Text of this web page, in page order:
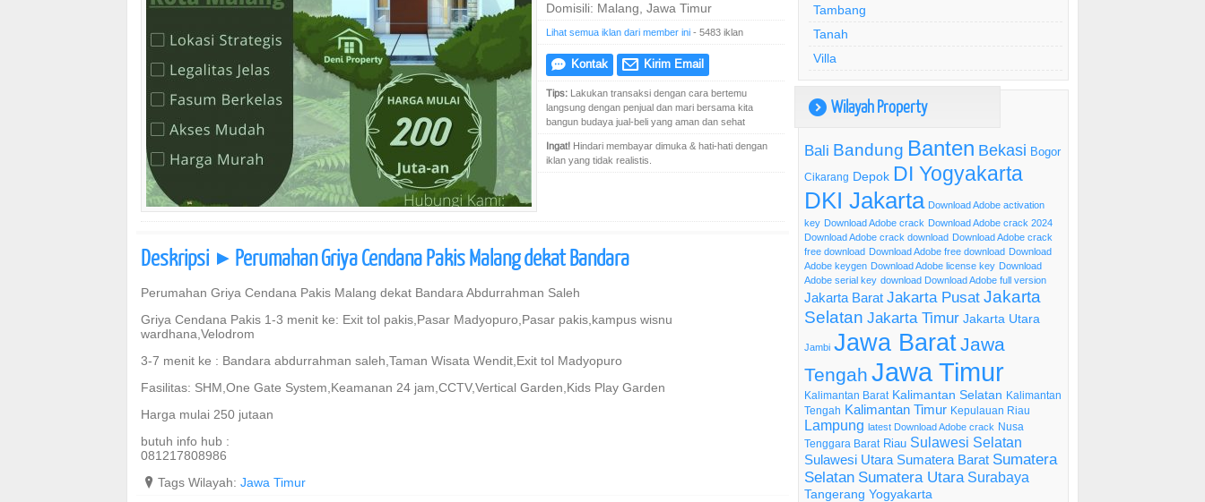
Domisili: Malang, Jawa Timur
Lihat semua iklan dari member ini - 5483 iklan
e Kontak @ Kirim Email
Tips: Lakukan transaksi dengan cara bertemu
langsung dengan penjual dan mari bersama kita
bangun budaya jual-beli yang aman dan sehat
Ingat! Hindari membayar dimuka & hati-hati dengan
iklan yang tidak realistis.
Deskripsi ] Perumahan Griya Cendana Pakis Malang dekat Bandara
Perumahan Griya Cendana Pakis Malang dekat Bandara Abdurrahman Saleh
Griya Cendana Pakis 1-3 menit ke: Exit tol pakis,Pasar Madyopuro,Pasar pakis,kampus wisnu
wardhana,Velodrom
3-7 menit ke : Bandara abdurrahman saleh,Taman Wisata Wendit,Exit tol Madyopuro
Fasilitas: SHM,One Gate System,Keamanan 24 jam,CCTV,Vertical Garden,Kids Play Garden
Harga mulai 250 jutaan
butuh info hub :
081217808986
? Tags Wilayah: Jawa Timur
Tambang
Tanah
Villa
) Wilayah Property
Bali Bandung Banten Bekasi Bogor
Cikarang Depok DI Yogyakarta
DKI Jakarta Download Adobe activation
key Download Adobe crack Download Adobe crack 2024
Download Adobe crack download Download Adobe crack
free download Download Adobe free download Download
Adobe keygen Download Adobe license key Download
Adobe serial key download Download Adobe full version
Jakarta Barat Jakarta Pusat Jakarta
Selatan Jakarta Timur Jakarta Utara
Jambi Jawa BaratJawa
Tengah Jawa Timur
Kalimantan Barat Kalimantan Selatan Kalimantan
Tengah Kalimantan Timur Kepulauan Riau
Lampung latest Download Adobe crack Nusa
Tenggara Barat Riau Sulawesi Selatan
Sulawesi Utara Sumatera Barat Sumatera
Selatan Sumatera Utara Surabaya
Tangerang Yogyakarta